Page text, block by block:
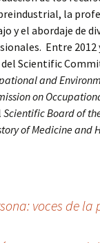
la
y el abordaje de
Entre 2012
Scientific
and
on
Scientific Board of
of Medicine and
voces de la